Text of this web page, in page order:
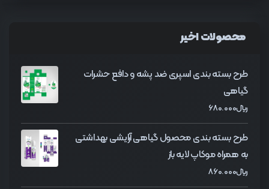
محصولات اخیر
طرح بسته بندی اسپری ضد پشه و دافع حشرات
گیاهی
﷼680.000
طرح بسته بندی محصول گیاهی آرایشی بهداشتی
به همراه موکاپ لایه باز
﷼860.000